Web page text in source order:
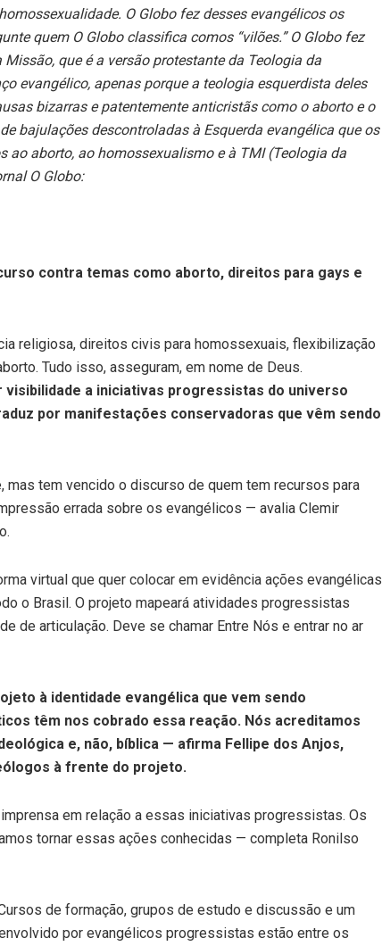
O Globo fez desses evangélicos os
quem O Globo classifica comos “vilões.” O Globo fez
que é a versão protestante da Teologia da
evangélico, apenas porque a teologia esquerdista deles
bizarras e patentemente anticristãs como o aborto e o
bajulações descontroladas à Esquerda evangélica que os
ao aborto, ao homossexualismo e à TMI (Teologia da
O Globo:
contra temas como aborto, direitos para gays e
religiosa, direitos civis para homossexuais, flexibilização
Tudo isso, asseguram, em nome de Deus.
visibilidade a iniciativas progressistas do universo
por manifestações conservadoras que vêm sendo
mas tem vencido o discurso de quem tem recursos para
errada sobre os evangélicos — avalia Clemir
virtual que quer colocar em evidência ações evangélicas
o Brasil. O projeto mapeará atividades progressistas
de articulação. Deve se chamar Entre Nós e entrar no ar
à identidade evangélica que vem sendo
têm nos cobrado essa reação. Nós acreditamos
e, não, bíblica — afirma Fellipe dos Anjos,
à frente do projeto.
em relação a essas iniciativas progressistas. Os
tornar essas ações conhecidas — completa Ronilso
de formação, grupos de estudo e discussão e um
por evangélicos progressistas estão entre os